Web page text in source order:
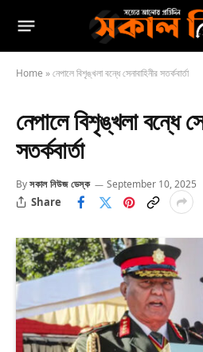
Home »নেপালে বিশৃঙ্খলা বন্ধে সেনাবাহিনীর সতর্কবার্তা
নেপালে বিশৃঙ্খলা বন্ধে
সতর্কবার্তা
Byসকাল নিউজ ডেস্ক September 10, 2025
Share